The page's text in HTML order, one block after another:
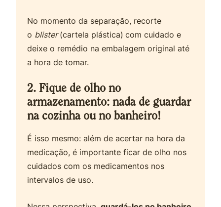
No momento da separação, recorte
o blister(cartela plástica) com cuidado e
deixe o remédio na embalagem original até
a hora de tomar.
2. Fique de olho no
armazenamento: nada de guardar
na cozinha ou no banheiro!
É isso mesmo: além de acertar na hora da
medicação, é importante ficar de olho nos
cuidados com os medicamentos nos
intervalos de uso.